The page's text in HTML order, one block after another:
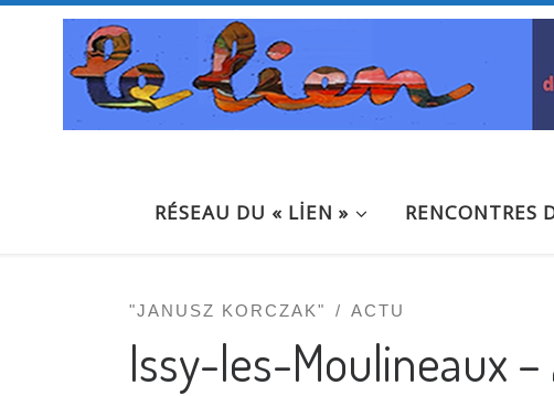
Passer au contenu
RÉSEAU DU « LİEN » RENCONTRES
"JANUSZ KORCZAK" ACTU
Issy-les-Moulineaux